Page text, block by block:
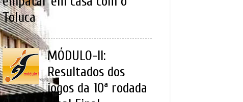
Toluca
MÓDULO-II:
Resultados dos
jogos da 10ª rodada